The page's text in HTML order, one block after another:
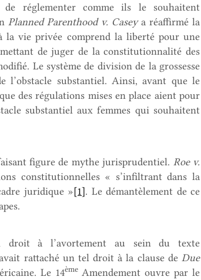
réglementer comme ils le souhaitent
Planned Parenthood v. Caseya réaffirmé la
vie privée comprend la liberté pour une
de juger de la constitutionnalité des
Le système de division de la grossesse
l’obstacle substantiel. Ainsi, avant que le
des régulations mises en place aient pour
substantiel aux femmes qui souhaitent
figure de mythe jurisprudentiel. Roe v.
constitutionnelles « s’infiltrant dans la
juridique »[1]. Le démantèlement de ce
droit à l’avortement au sein du texte
rattaché un tel droit à la clause de Due
Le 14èmeAmendement ouvre par le